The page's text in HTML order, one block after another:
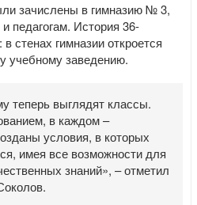
зачислены в гимназию № 3,
педагогам. История 36-
стенах гимназии откроется
учебному заведению.
теперь выглядят классы.
в каждом –
условия, в которых
имея все возможности для
знаний», – отметил